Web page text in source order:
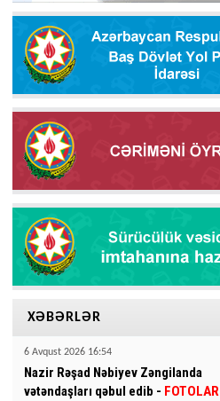
XƏBƏRLƏR
6 Avqust 2026 16:54
Nazir Rəşad Nəbiyev Zəngilanda
vətəndaşları qəbul edib - FOTOLAR